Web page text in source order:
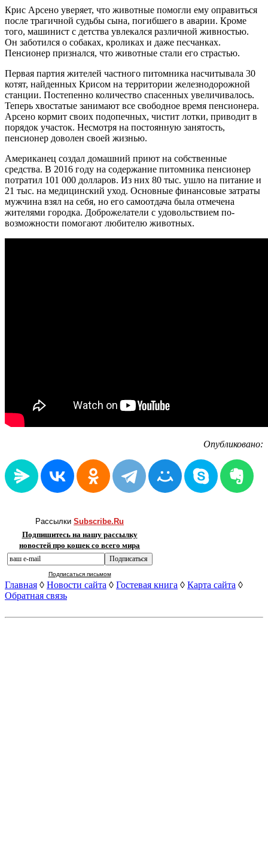
Крис Арсено уверяет, что животные помогли ему оправиться
после трагичной судьбы сына, погибшего в аварии. Кроме
того, машинист с детства увлекался различной живностью.
Он заботился о собаках, кроликах и даже песчанках.
Пенсионер признался, что животные стали его страстью.
Первая партия жителей частного питомника насчитывала 30
котят, найденных Крисом на территории железнодорожной
станции. Постепенно количество спасенных увеличивалось.
Теперь хвостатые занимают все свободное время пенсионера.
Арсено кормит своих подопечных, чистит лотки, приводит в
порядок участок. Несмотря на постоянную занятость,
пенсионер доволен своей жизнью.
Американец создал домашний приют на собственные
средства. В 2016 году на содержание питомника пенсионер
потратил 101 000 долларов. Из них 80 тыс. ушло на питание и
21 тыс. на медицинский уход. Основные финансовые затраты
мужчина взял на себя, но его самоотдача была отмечена
жителями городка. Доброжелатели с удовольствием по-
возможности помогают любителю животных.
Опубликовано:
Рассылки Subscribe.Ru
Подпишитесь на нашу рассылку
новостей про кошек со всего мира
Подписаться письмом
Главная ◊ Новости сайта ◊ Гостевая книга ◊ Карта сайта ◊
Обратная связь